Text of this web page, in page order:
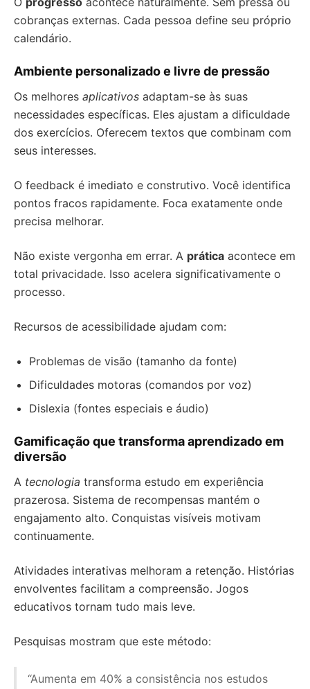
cobranças externas. Cada pessoa define seu próprio
calendário.
Ambiente personalizado e livre de pressão
Os melhores aplicativos adaptam-se às suas
necessidades específicas. Eles ajustam a dificuldade
dos exercícios. Oferecem textos que combinam com
seus interesses.
O feedback é imediato e construtivo. Você identifica
pontos fracos rapidamente. Foca exatamente onde
precisa melhorar.
Não existe vergonha em errar. A prática acontece em
total privacidade. Isso acelera significativamente o
processo.
Recursos de acessibilidade ajudam com:
Problemas de visão (tamanho da fonte)
Dificuldades motoras (comandos por voz)
Dislexia (fontes especiais e áudio)
Gamificação que transforma aprendizado em
diversão
A tecnologia transforma estudo em experiência
prazerosa. Sistema de recompensas mantém o
engajamento alto. Conquistas visíveis motivam
continuamente.
Atividades interativas melhoram a retenção. Histórias
envolventes facilitam a compreensão. Jogos
educativos tornam tudo mais leve.
Pesquisas mostram que este método:
“Aumenta em 40% a consistência nos estudos